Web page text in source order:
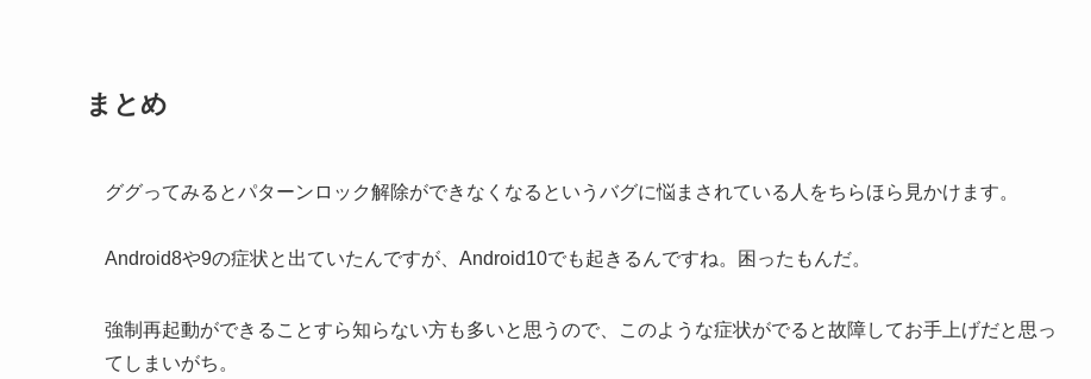
まとめ
ググってみるとパターンロック解除ができなくなるというバグに悩まされている人をちらほら見かけます。
Android8や9の症状と出ていたんですが、Android10でも起きるんですね。困ったもんだ。
強制再起動ができることすら知らない方も多いと思うので、このような症状がでると故障してお手上げだと思っ
てしまいがち。